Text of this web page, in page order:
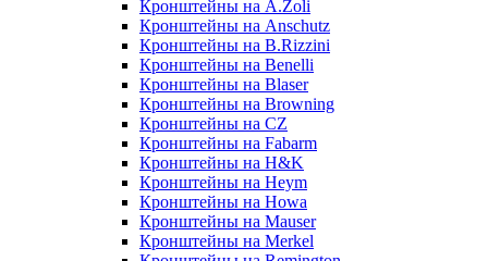
Кронштейны на A.Zoli
Кронштейны на Anschutz
Кронштейны на B.Rizzini
Кронштейны на Benelli
Кронштейны на Blaser
Кронштейны на Browning
Кронштейны на CZ
Кронштейны на Fabarm
Кронштейны на H&K
Кронштейны на Heym
Кронштейны на Howa
Кронштейны на Mauser
Кронштейны на Merkel